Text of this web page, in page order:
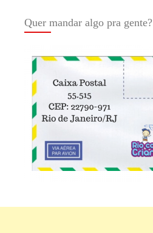
Quer mandar algo pra gente?